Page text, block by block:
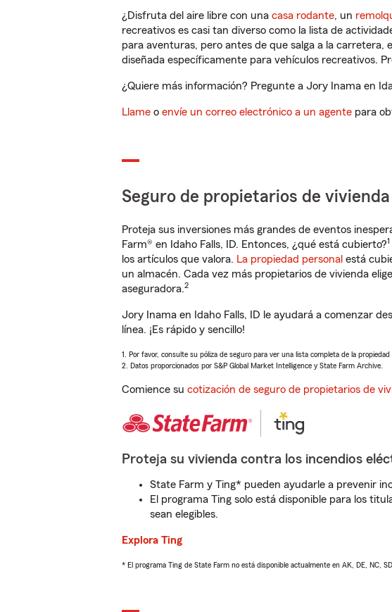
¿Disfruta del aire libre con una casa rodante, un
recreativos es casi tan diverso como la lista de
para aventuras, pero antes de que salga a la carretera,
diseñada específicamente para vehículos recreativos.
¿Quiere más información? Pregunte a Jory Inama en
Llame o envíe un correo electrónico a un agente para
Seguro de propietarios de vivienda
Proteja sus inversiones más grandes de eventos
Farm® en Idaho Falls, ID. Entonces, ¿qué está cubierto?1
los artículos que valora. La propiedad personal está
un almacén. Cada vez más propietarios de vivienda
aseguradora.2
Jory Inama en Idaho Falls, ID le ayudará a comenzar
línea. ¡Es rápido y sencillo!
1. Por favor, consulte su póliza de seguro para ver una lista completa de la
2. Datos proporcionados por S&P Global Market Intelligence y State Farm Archive.
Comience su cotización de seguro de propietarios de
Proteja su vivienda contra los incendios
State Farm y Ting* pueden ayudarle a prevenir
El programa Ting solo está disponible para los
sean elegibles.
Explora Ting
* El programa Ting de State Farm no está disponible actualmente en AK, DE, NC,